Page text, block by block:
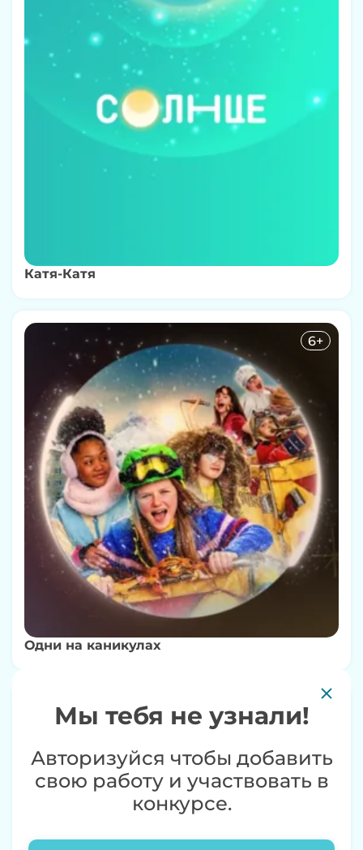
Мы тебя не узнали!
Авторизуйся чтобы добавить
свою работу и участвовать в
конкурсе.
Катя-Катя
6+
Одни на каникулах